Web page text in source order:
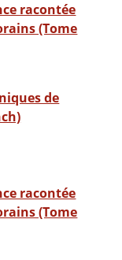
racontée
(Tome
de
racontée
(Tome